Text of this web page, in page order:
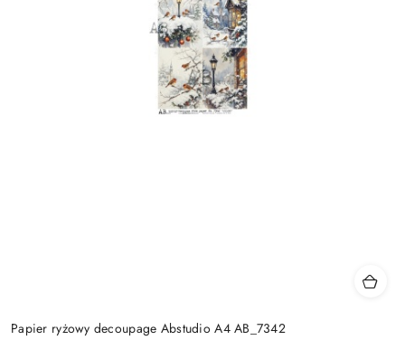
Papier ryżowy decoupage Abstudio A4 AB_7342